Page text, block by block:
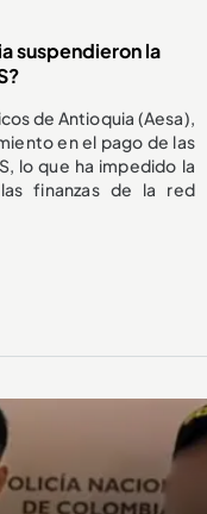
suspendieron la
de Antioquia (Aesa),
en el pago de las
lo que ha impedido la
finanzas de la red